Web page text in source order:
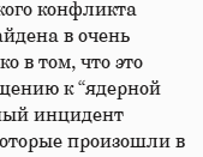
конфликта
в очень
в том, что это
к “ядерной
инцидент
произошли в